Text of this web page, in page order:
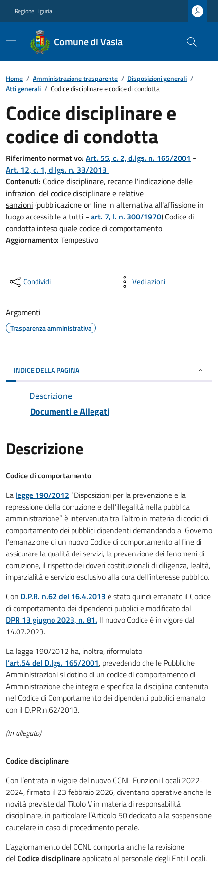
Regione Liguria
Comune di Vasia
Home / Amministrazione trasparente / Disposizioni generali /
Atti generali / Codice disciplinare e codice di condotta
Codice disciplinare e
codice di condotta
Riferimento normativo: Art. 55, c. 2, d.lgs. n. 165/2001 -
Art. 12, c. 1, d.lgs. n. 33/2013
Contenuti: Codice disciplinare, recante l'indicazione delle
infrazioni del codice disciplinare e relative
sanzioni (pubblicazione on line in alternativa all'affissione in
luogo accessibile a tutti - art. 7, l. n. 300/1970) Codice di
condotta inteso quale codice di comportamento
Aggiornamento: Tempestivo
Condividi Vedi azioni
Argomenti
Trasparenza amministrativa
INDICE DELLA PAGINA
Descrizione
Documenti e Allegati
Descrizione
Codice di comportamento
La legge 190/2012 “Disposizioni per la prevenzione e la
repressione della corruzione e dell’illegalità nella pubblica
amministrazione” è intervenuta tra l’altro in materia di codici di
comportamento dei pubblici dipendenti demandando al Governo
l’emanazione di un nuovo Codice di comportamento al fine di
assicurare la qualità dei servizi, la prevenzione dei fenomeni di
corruzione, il rispetto dei doveri costituzionali di diligenza, lealtà,
imparzialità e servizio esclusivo alla cura dell’interesse pubblico.
Con D.P.R. n.62 del 16.4.2013 è stato quindi emanato il Codice
di comportamento dei dipendenti pubblici e modificato dal
DPR 13 giugno 2023, n. 81. Il nuovo Codice è in vigore dal
14.07.2023.
La legge 190/2012 ha, inoltre, riformulato
l’art.54 del D.lgs. 165/2001, prevedendo che le Pubbliche
Amministrazioni si dotino di un codice di comportamento di
Amministrazione che integra e specifica la disciplina contenuta
nel Codice di Comportamento dei dipendenti pubblici emanato
con il D.P.R.n.62/2013.
(In allegato)
Codice disciplinare
Con l’entrata in vigore del nuovo CCNL Funzioni Locali 2022-
2024, firmato il 23 febbraio 2026, diventano operative anche le
novità previste dal Titolo V in materia di responsabilità
disciplinare, in particolare l’Articolo 50 dedicato alla sospensione
cautelare in caso di procedimento penale.
L’aggiornamento del CCNL comporta anche la revisione
del Codice disciplinareapplicato al personale degli Enti Locali.